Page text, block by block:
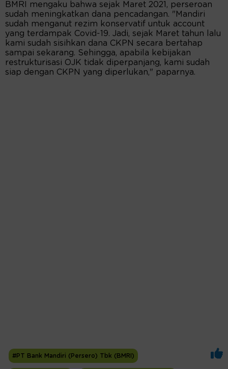
BMRI mengaku bahwa sejak Maret 2021, perseroan
sudah meningkatkan dana pencadangan. "Mandiri
sudah menganut rezim konservatif untuk account
yang terdampak Covid-19. Jadi, sejak Maret tahun lalu
kami sudah sisihkan dana CKPN secara bertahap
sampai sekarang. Sehingga, apabila kebijakan
restrukturisasi OJK tidak diperpanjang, kami sudah
siap dengan CKPN yang diperlukan," paparnya.
#PT Bank Mandiri (Persero) Tbk (BMRI)